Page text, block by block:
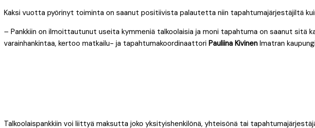
Kaksi vuotta pyörinyt toiminta on saanut positiivista palautetta niin tapahtumajärjestäjiltä
– Pankkiin on ilmoittautunut useita kymmeniä talkoolaisia ja moni tapahtuma on saanut
varainhankintaa, kertoo matkailu- ja tapahtumakoordinaattori Pauliina Kivinen Imatran
Talkoolaispankkiin voi liittyä maksutta joko yksityishenkilönä, yhteisönä tai